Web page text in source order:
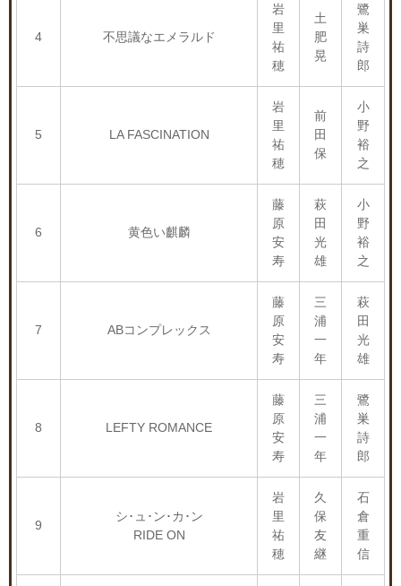
4 不思議なエメラルド
岩
里
祐
穂
土
肥
晃
鷺
巣
詩
郎
5 LA FASCINATION
岩
里
祐
穂
前
田
保
小
野
裕
之
6 黄色い麒麟
藤
原
安
寿
萩
田
光
雄
小
野
裕
之
7 ABコンプレックス
藤
原
安
寿
三
浦
一
年
萩
田
光
雄
8 LEFTY ROMANCE
藤
原
安
寿
三
浦
一
年
鷺
巣
詩
郎
9
シ･ュ･ン･カ･ン
RIDE ON
岩
里
祐
穂
久
保
友
継
石
倉
重
信